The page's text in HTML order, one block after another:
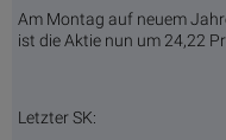
Am Montag auf neuem
ist die Aktie nun um 24,22
Letzter SK: